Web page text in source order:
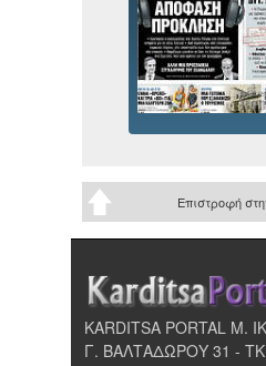
Επιστροφή
KARDITSA PORTAL Μ.
Γ. ΒΑΛΤΑΔΩΡΟΥ 31 -